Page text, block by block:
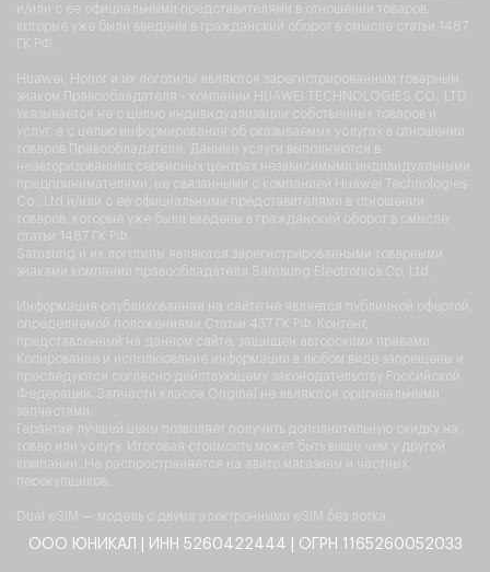
и/или с ее официальными представителями в отношении товаров,
которые уже были введены в гражданский оборот в смысле статьи 1487
ГК РФ.
Huawei, Honor и их логотипы являются зарегистрированным товарным
знаком Правообладателя - компании HUAWEI TECHNOLOGIES CO., LTD.
Указывается не с целью индивидуализации собственных товаров и
услуг, а с целью информирования об оказываемых услугах в отношении
товаров Правообладателя. Данные услуги выполняются в
неавторизованных сервисных центрах независимыми индивидуальными
предпринимателями, не связанными с компанией Huawei Technologies
Co., Ltd и/или с ее официальными представителями в отношении
товаров, которые уже были введены в гражданский оборот в смысле
статьи 1487 ГК РФ.
Samsung и их логотипы являются зарегистрированными товарными
знаками компании правообладателя Samsung Electronics Co. Ltd.
Информация опубликованная на сайте не является публичной офертой,
определяемой положениями Статьи 437 ГК РФ. Контент,
представленный на данном сайте, защищен авторскими правами.
Копирование и использование информации в любом виде запрещены и
преследуются согласно действующему законодательству Российской
Федерации. Запчасти класса Original не являются оригинальными
запчастями.
Гарантия лучшей цены позволяет получить дополнительную скидку на
товар или услугу. Итоговая стоимость может быть выше чем у другой
компании. Не распространяется на авито магазины и частных
перекупщиков.
Dual eSIM — модель с двумя электронными eSIM без лотка.
ООО ЮНИКАЛ | ИНН 5260422444 | ОГРН 1165260052033